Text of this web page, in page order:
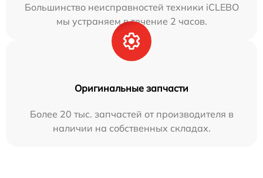
Большинство неисправностей техники iCLEBO
мы устраняем в течение 2 часов.
Оригинальные запчасти
Более 20 тыс. запчастей от производителя в
наличии на собственных складах.